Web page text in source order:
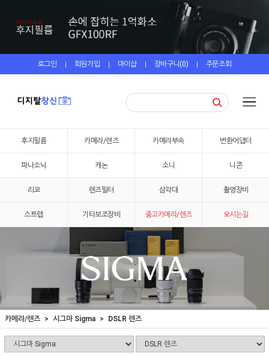
로그인 | 회원가입 | 마이샵 | 장바구니(0) | 주문조회
후지필름 카메라/렌즈 카메라부속 변환어댑터
파나소닉 캐논 소니 니콘
리코 렌즈필터 삼각대 촬영장비
스트랩 기타보조장비 중고카메라/렌즈 오시는길
카메라/렌즈 시그마 Sigma DSLR 렌즈